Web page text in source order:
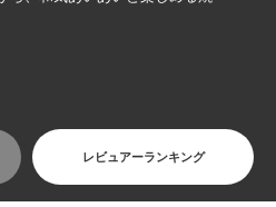
レビュアーランキング